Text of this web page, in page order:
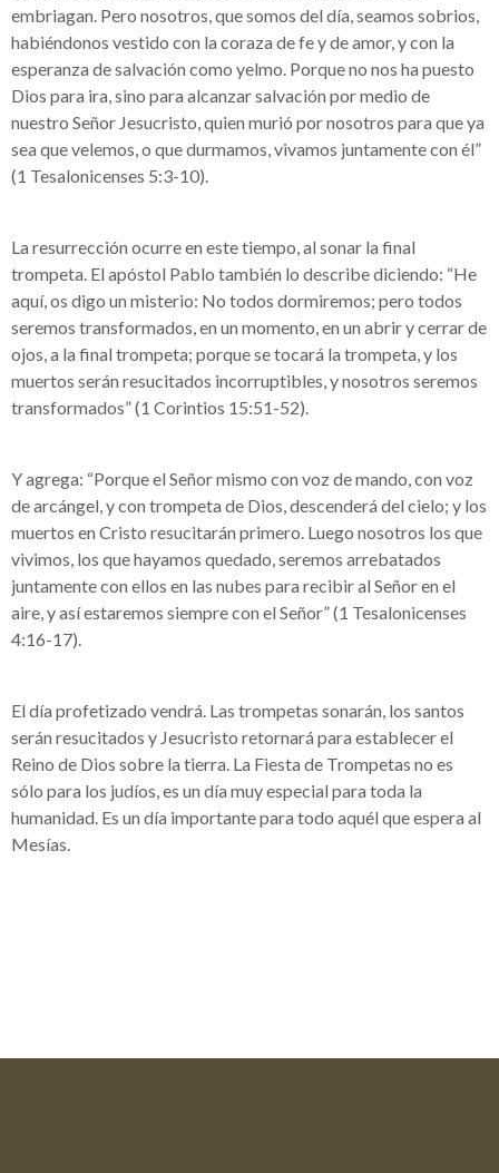
embriagan. Pero nosotros, que somos del día, seamos sobrios,
habiéndonos vestido con la coraza de fe y de amor, y con la
esperanza de salvación como yelmo. Porque no nos ha puesto
Dios para ira, sino para alcanzar salvación por medio de
nuestro Señor Jesucristo, quien murió por nosotros para que ya
sea que velemos, o que durmamos, vivamos juntamente con él”
(1 Tesalonicenses 5:3-10).
La resurrección ocurre en este tiempo, al sonar la final
trompeta. El apóstol Pablo también lo describe diciendo: “He
aquí, os digo un misterio: No todos dormiremos; pero todos
seremos transformados, en un momento, en un abrir y cerrar de
ojos, a la final trompeta; porque se tocará la trompeta, y los
muertos serán resucitados incorruptibles, y nosotros seremos
transformados” (1 Corintios 15:51-52).
Y agrega: “Porque el Señor mismo con voz de mando, con voz
de arcángel, y con trompeta de Dios, descenderá del cielo; y los
muertos en Cristo resucitarán primero. Luego nosotros los que
vivimos, los que hayamos quedado, seremos arrebatados
juntamente con ellos en las nubes para recibir al Señor en el
aire, y así estaremos siempre con el Señor” (1 Tesalonicenses
4:16-17).
El día profetizado vendrá. Las trompetas sonarán, los santos
serán resucitados y Jesucristo retornará para establecer el
Reino de Dios sobre la tierra. La Fiesta de Trompetas no es
sólo para los judíos, es un día muy especial para toda la
humanidad. Es un día importante para todo aquél que espera al
Mesías.